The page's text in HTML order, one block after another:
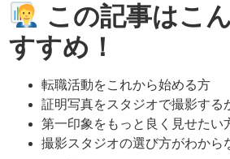
この記事はこ
すすめ！
転職活動をこれから始める方
証明写真をスタジオで撮影する
第一印象をもっと良く見せたい
撮影スタジオの選び方がわから